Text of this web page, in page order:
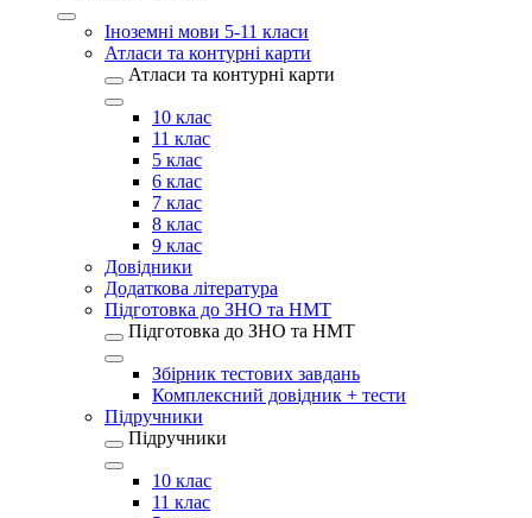
Іноземні мови 5-11 класи
Атласи та контурні карти
Атласи та контурні карти
10 клас
11 клас
5 клас
6 клас
7 клас
8 клас
9 клас
Довідники
Додаткова література
Підготовка до ЗНО та НМТ
Підготовка до ЗНО та НМТ
Збірник тестових завдань
Комплексний довідник + тести
Підручники
Підручники
10 клас
11 клас